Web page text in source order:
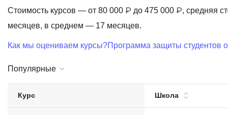
Стоимость курсов — от 80 000 ₽ до 475 000 ₽, средняя
месяцев, в среднем — 17 месяцев.
Как мы оцениваем курсы?Программа защиты студентов
Популярные
Курс Школа
Аналитика
Менеджмент